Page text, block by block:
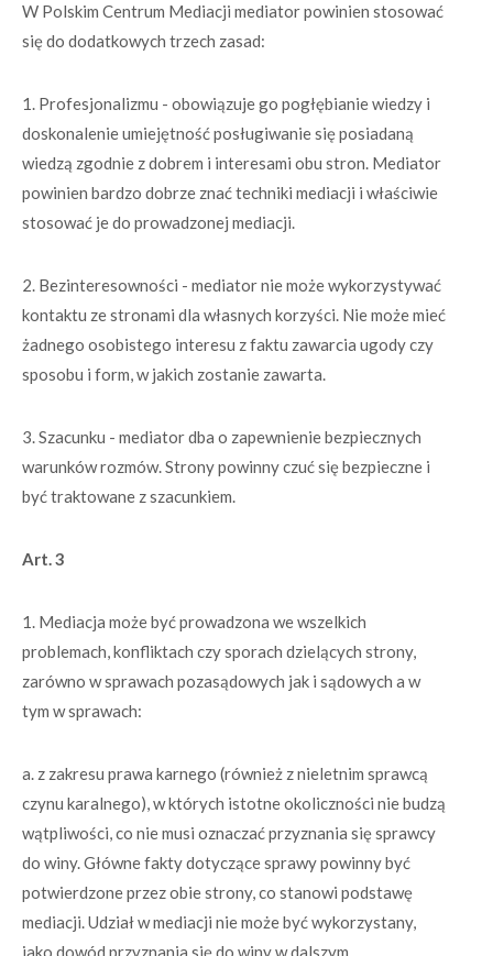
W Polskim Centrum Mediacji mediator powinien stosować
się do dodatkowych trzech zasad:
1. Profesjonalizmu - obowiązuje go pogłębianie wiedzy i
doskonalenie umiejętność posługiwanie się posiadaną
wiedzą zgodnie z dobrem i interesami obu stron. Mediator
powinien bardzo dobrze znać techniki mediacji i właściwie
stosować je do prowadzonej mediacji.
2. Bezinteresowności - mediator nie może wykorzystywać
kontaktu ze stronami dla własnych korzyści. Nie może mieć
żadnego osobistego interesu z faktu zawarcia ugody czy
sposobu i form, w jakich zostanie zawarta.
3. Szacunku - mediator dba o zapewnienie bezpiecznych
warunków rozmów. Strony powinny czuć się bezpieczne i
być traktowane z szacunkiem.
Art. 3
1. Mediacja może być prowadzona we wszelkich
problemach, konfliktach czy sporach dzielących strony,
zarówno w sprawach pozasądowych jak i sądowych a w
tym w sprawach:
a. z zakresu prawa karnego (również z nieletnim sprawcą
czynu karalnego), w których istotne okoliczności nie budzą
wątpliwości, co nie musi oznaczać przyznania się sprawcy
do winy. Główne fakty dotyczące sprawy powinny być
potwierdzone przez obie strony, co stanowi podstawę
mediacji. Udział w mediacji nie może być wykorzystany,
jako dowód przyznania się do winy w dalszym